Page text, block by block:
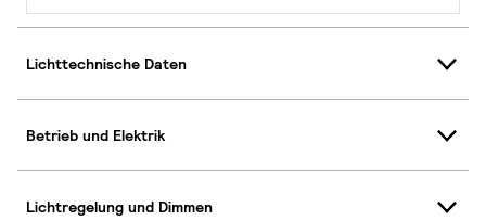
Lichttechnische Daten
Betrieb und Elektrik
Lichtregelung und Dimmen